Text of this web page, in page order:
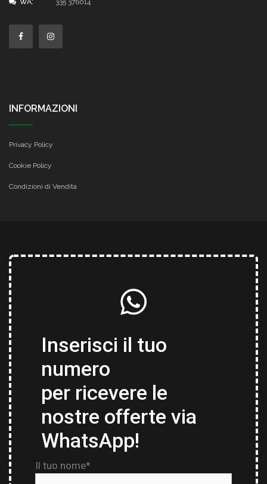
WA: 335 376014
INFORMAZIONI
Privacy Policy
Cookie Policy
Condizioni di Vendita